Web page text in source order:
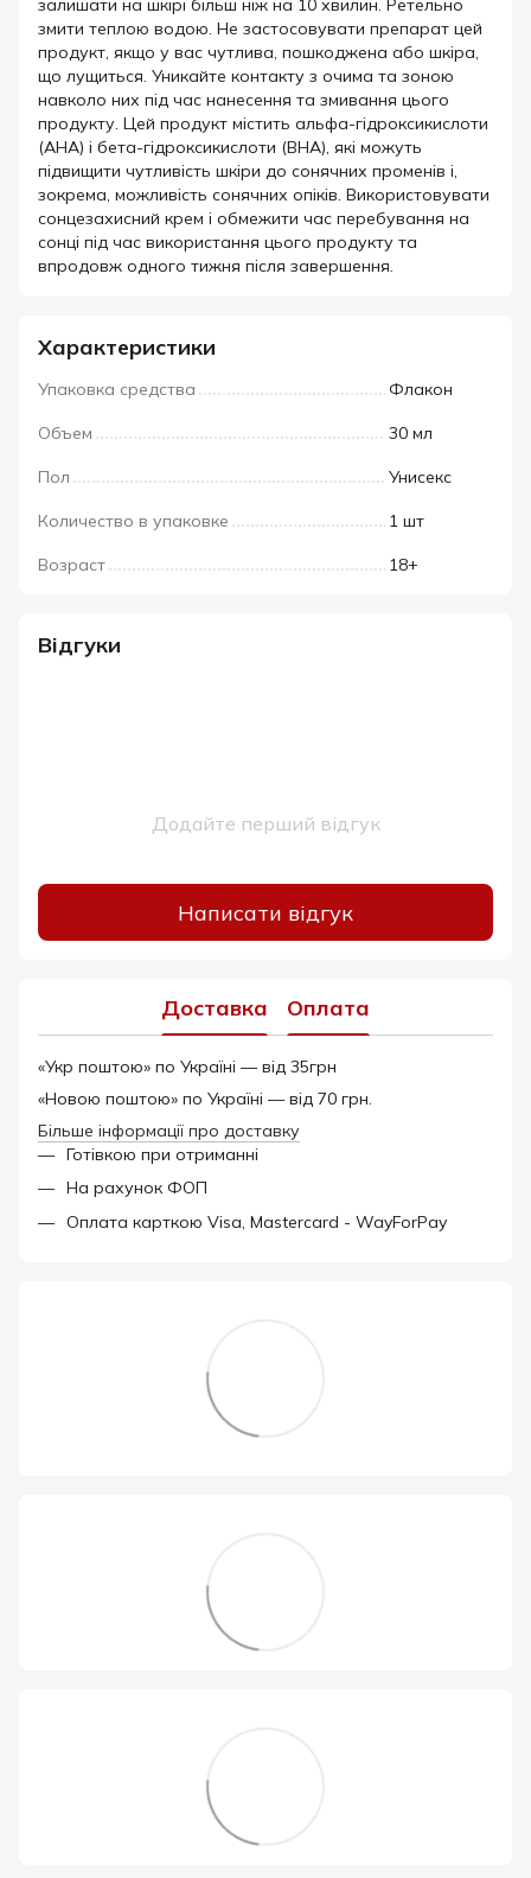
залишати на шкірі більш ніж на 10 хвилин. Ретельно
змити теплою водою. Не застосовувати препарат цей
продукт, якщо у вас чутлива, пошкоджена або шкіра,
що лущиться. Уникайте контакту з очима та зоною
навколо них під час нанесення та змивання цього
продукту. Цей продукт містить альфа-гідроксикислоти
(AHA) і бета-гідроксикислоти (BHA), які можуть
підвищити чутливість шкіри до сонячних променів і,
зокрема, можливість сонячних опіків. Використовувати
сонцезахисний крем і обмежити час перебування на
сонці під час використання цього продукту та
впродовж одного тижня після завершення.
Характеристики
Упаковка средства Флакон
Объем 30 мл
Пол Унисекс
Количество в упаковке 1 шт
Возраст 18+
Відгуки
Додайте перший відгук
Написати відгук
Доставка Оплата
«Укр поштою» по Україні — від 35грн
«Новою поштою» по Україні — від 70 грн.
Більше інформації про доставку
Готівкою при отриманні
На рахунок ФОП
Оплата карткою Visa, Mastercard - WayForPay